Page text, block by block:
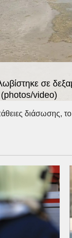
σε
video)
διάσωσης,